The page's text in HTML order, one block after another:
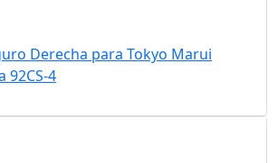
Derecha para Tokyo Marui
92CS-4